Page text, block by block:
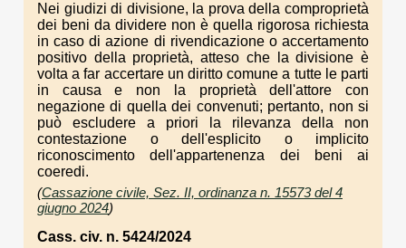
Nei giudizi di divisione, la prova della comproprietà
dei beni da dividere non è quella rigorosa richiesta
in caso di azione di rivendicazione o accertamento
positivo della proprietà, atteso che la divisione è
volta a far accertare un diritto comune a tutte le parti
in causa e non la proprietà dell'attore con
negazione di quella dei convenuti; pertanto, non si
può escludere a priori la rilevanza della non
contestazione o dell'esplicito o implicito
riconoscimento dell'appartenenza dei beni ai
coeredi.
(Cassazione civile, Sez. II, ordinanza n. 15573 del 4
giugno 2024)
Cass. civ. n. 5424/2024